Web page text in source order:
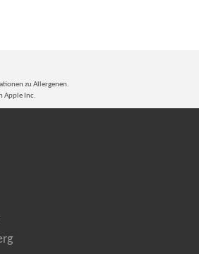
zu Allergenen.
Apple Inc.